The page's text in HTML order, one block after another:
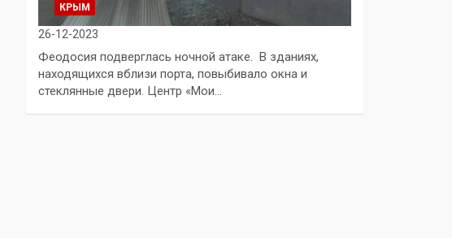
КРЫМ
26-12-2023
Феодосия подверглась ночной атаке. В зданиях,
находящихся вблизи порта, повыбивало окна и
стеклянные двери. Центр «Мои…